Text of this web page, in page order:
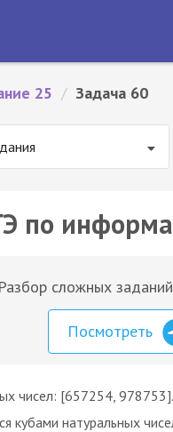
25 / Задача 60
по
Разбор сложных
Посмотреть
чисел: [657254,
кубами натуральных